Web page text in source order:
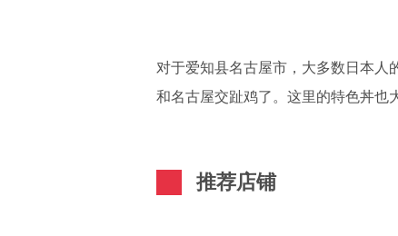
对于爱知县名古屋市，大多数日本人
和名古屋交趾鸡了。这里的特色丼也
推荐店铺